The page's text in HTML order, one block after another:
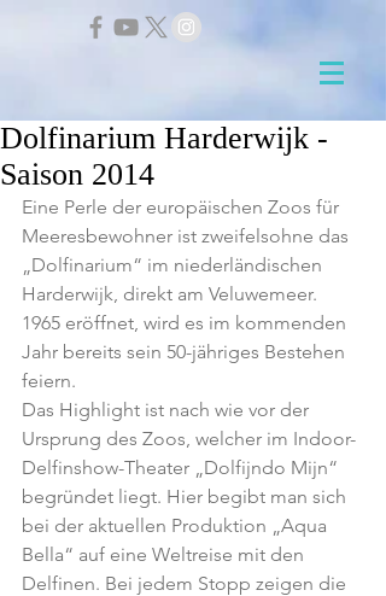
Dolfinarium Harderwijk -
Saison 2014
Eine Perle der europäischen Zoos für
Meeresbewohner ist zweifelsohne das
„Dolfinarium“ im niederländischen
Harderwijk, direkt am Veluwemeer.
1965 eröffnet, wird es im kommenden
Jahr bereits sein 50-jähriges Bestehen
feiern.
Das Highlight ist nach wie vor der
Ursprung des Zoos, welcher im Indoor-
Delfinshow-Theater „Dolfijndo Mijn“
begründet liegt. Hier begibt man sich
bei der aktuellen Produktion „Aqua
Bella“ auf eine Weltreise mit den
Delfinen. Bei jedem Stopp zeigen die